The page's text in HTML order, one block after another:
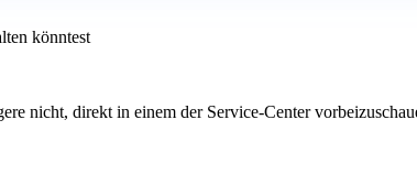
könntest
nicht, direkt in einem der Service-Center